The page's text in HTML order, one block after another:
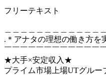
フリーテキスト
.＊アナタの理想の働き方を
￣￣￣￣￣￣￣￣￣￣￣￣
★大手×安定収入★
プライム市場上場UTグルー